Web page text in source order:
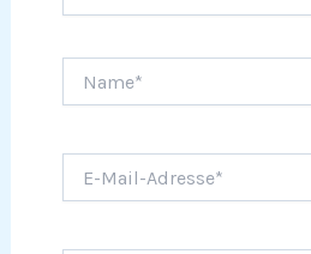
Mail-